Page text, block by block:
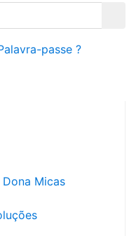
passe ?
Micas